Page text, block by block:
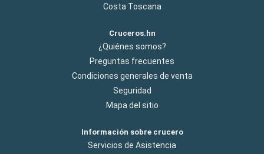
Costa Toscana
Cruceros.hn
¿Quiénes somos?
Preguntas frecuentes
Condiciones generales de venta
Seguridad
Mapa del sitio
Información sobre crucero
Servicios de Asistencia